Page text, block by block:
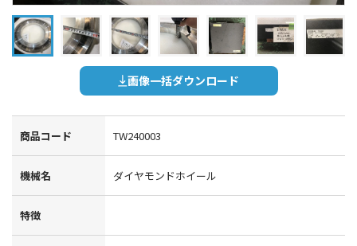
画像一括ダウンロード
商品コード TW240003
機械名 ダイヤモンドホイール
特徴